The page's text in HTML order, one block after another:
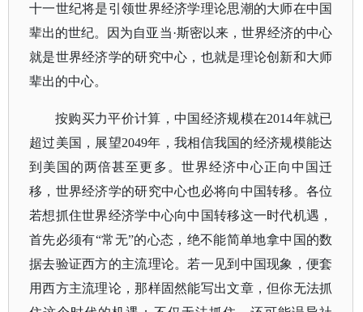
十一世纪将是引领世界经济学理论思潮的大师在中国
辈出的世纪。因为自亚当·斯密以来，世界经济的中心
就是世界经济学的研究中心，也就是理论创新和大师
辈出的中心。
按购买力平价计算，中国经济规模在2014年就已
超过美国，展望2049年，我相信我国的经济规模能达
到美国的两倍甚至更多。世界经济中心正向中国迁
移，世界经济学的研究中心也必将向中国转移。 各位
若想抓住世界经济学中心向中国转移这一时代机遇，
首先必须有“常无”的心态，绝不能简单地拿中国的数
据去验证西方的主流理论。若一见到中国现象，便套
用西方主流理论，那样固然能写出文章，但你无法抓